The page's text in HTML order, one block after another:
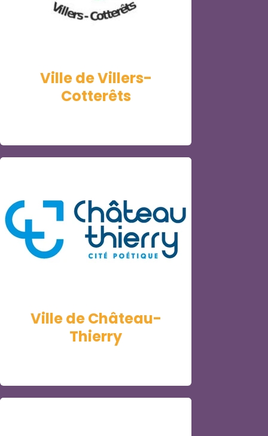
Ville de Villers-
Cotterêts
Ville de Château-
Thierry